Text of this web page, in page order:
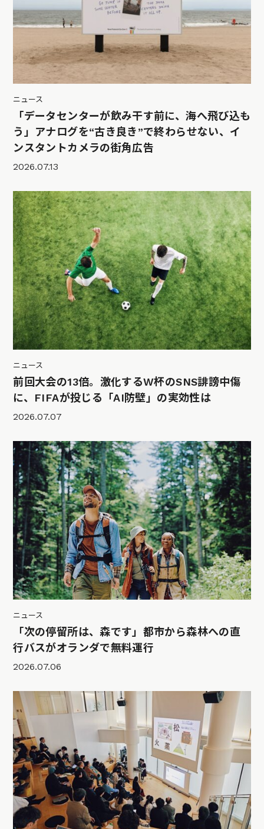
ニュース
「データセンターが飲み干す前に、海へ飛び込も
う」アナログを“古き良き”で終わらせない、イ
ンスタントカメラの街角広告
2026.07.13
ニュース
前回大会の13倍。激化するW杯のSNS誹謗中傷
に、FIFAが投じる「AI防壁」の実効性は
2026.07.07
ニュース
「次の停留所は、森です」都市から森林への直
行バスがオランダで無料運行
2026.07.06